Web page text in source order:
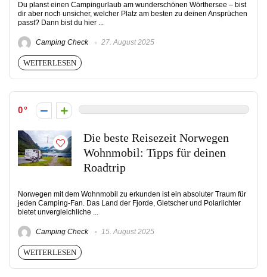
Du planst einen Campingurlaub am wunderschönen Wörthersee – bist
dir aber noch unsicher, welcher Platz am besten zu deinen Ansprüchen
passt? Dann bist du hier ...
Camping Check 27. August 2025
WEITERLESEN
0
Die beste Reisezeit Norwegen
Wohnmobil: Tipps für deinen
Roadtrip
Norwegen mit dem Wohnmobil zu erkunden ist ein absoluter Traum für
jeden Camping-Fan. Das Land der Fjorde, Gletscher und Polarlichter
bietet unvergleichliche ...
Camping Check 15. August 2025
WEITERLESEN